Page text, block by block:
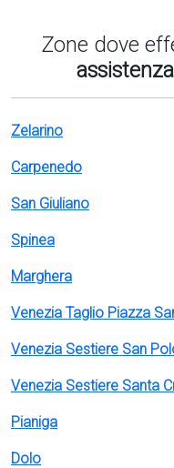
Zone dove
Zelarino
Carpenedo
San Giuliano
Spinea
Marghera
Venezia Taglio Piazza
Venezia Sestiere San
Venezia Sestiere Santa
Pianiga
Dolo